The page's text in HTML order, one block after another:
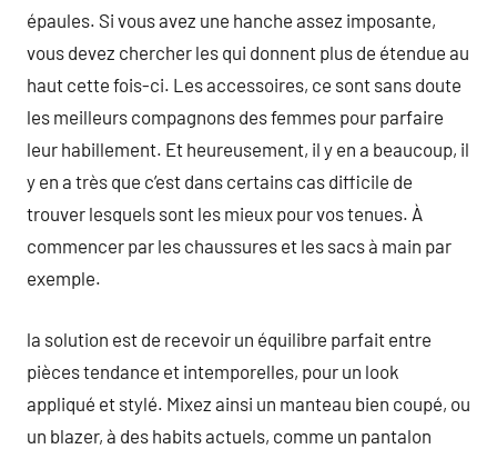
épaules. Si vous avez une hanche assez imposante,
vous devez chercher les qui donnent plus de étendue au
haut cette fois-ci. Les accessoires, ce sont sans doute
les meilleurs compagnons des femmes pour parfaire
leur habillement. Et heureusement, il y en a beaucoup, il
y en a très que c’est dans certains cas difficile de
trouver lesquels sont les mieux pour vos tenues. À
commencer par les chaussures et les sacs à main par
exemple.
la solution est de recevoir un équilibre parfait entre
pièces tendance et intemporelles, pour un look
appliqué et stylé. Mixez ainsi un manteau bien coupé, ou
un blazer, à des habits actuels, comme un pantalon